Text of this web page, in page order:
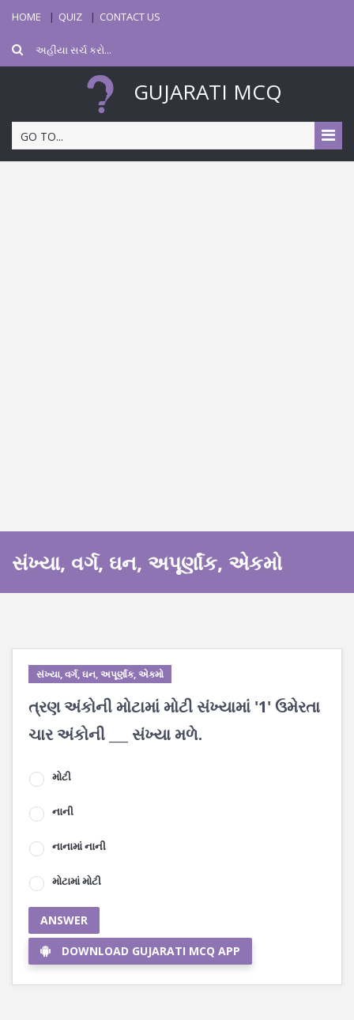
HOME QUIZ CONTACT US
GUJARATI MCQ
GO TO...
સંખ્યા, વર્ગ, ઘન, અપૂર્ણાંક, એકમો
સંખ્યા, વર્ગ, ઘન, અપૂર્ણાંક, એકમો
ત્રણ અંકોની મોટામાં મોટી સંખ્યામાં '1' ઉમેરતા
ચાર અંકોની ___ સંખ્યા મળે.
મોટી
નાની
નાનામાં નાની
મોટામાં મોટી
ANSWER
DOWNLOAD GUJARATI MCQ APP